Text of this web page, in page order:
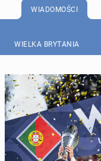
WIADOMOŚCI
WIELKA BRYTANIA